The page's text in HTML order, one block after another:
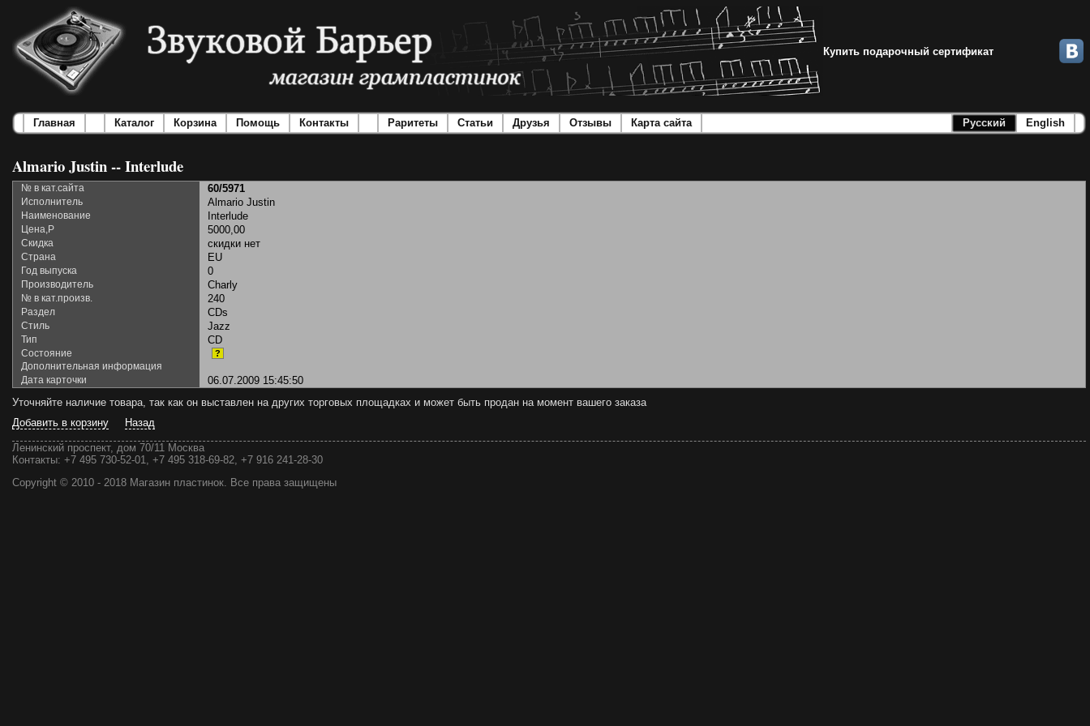
Купить подарочный сертификат
Главная Каталог Корзина Помощь Контакты Раритеты Статьи Друзья Отзывы Карта сайта Русский English
Almario Justin -- Interlude
№ в кат.сайта 60/5971
Исполнитель Almario Justin
Наименование Interlude
Цена,Р 5000,00
Скидка скидки нет
Страна EU
Год выпуска 0
Производитель Charly
№ в кат.произв. 240
Раздел CDs
Стиль Jazz
Тип CD
Состояние ?
Дополнительная информация
Дата карточки
06.07.2009 15:45:50
Уточняйте наличие товара, так как он выставлен на других торговых площадках и может быть продан на момент вашего заказа
Добавить в корзину
Назад
Ленинский проспект, дом 70/11 Москва
Контакты: +7 495 730-52-01, +7 495 318-69-82, +7 916 241-28-30
Copyright © 2010 - 2018 Магазин пластинок. Все права защищены